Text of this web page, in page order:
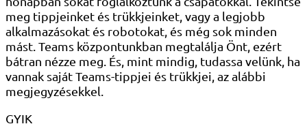
meg tippjeinket és trükkjeinket, vagy a legjobb
alkalmazásokat és robotokat, és még sok minden
mást. Teams központunkban megtalálja Önt, ezért
bátran nézze meg. És, mint mindig, tudassa velünk, ha
vannak saját Teams-tippjei és trükkjei, az alábbi
megjegyzésekkel.
GYIK